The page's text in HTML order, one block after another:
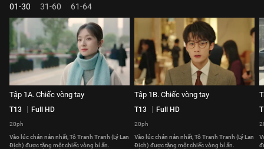
01-30 31-60 61-64
Tập 1A. Chiếc vòng tay
T13 Full HD
20ph
Vào lúc chán nản nhất, Tô Tranh Tranh (Lý Lan
Địch) được tặng một chiếc vòng bí ẩn.
Tập 1B. Chiếc vòng tay
T13 Full HD
20ph
Vào lúc chán nản nhất, Tô Tranh Tranh (Lý Lan
Địch) được tặng một chiếc vòng bí ẩn.